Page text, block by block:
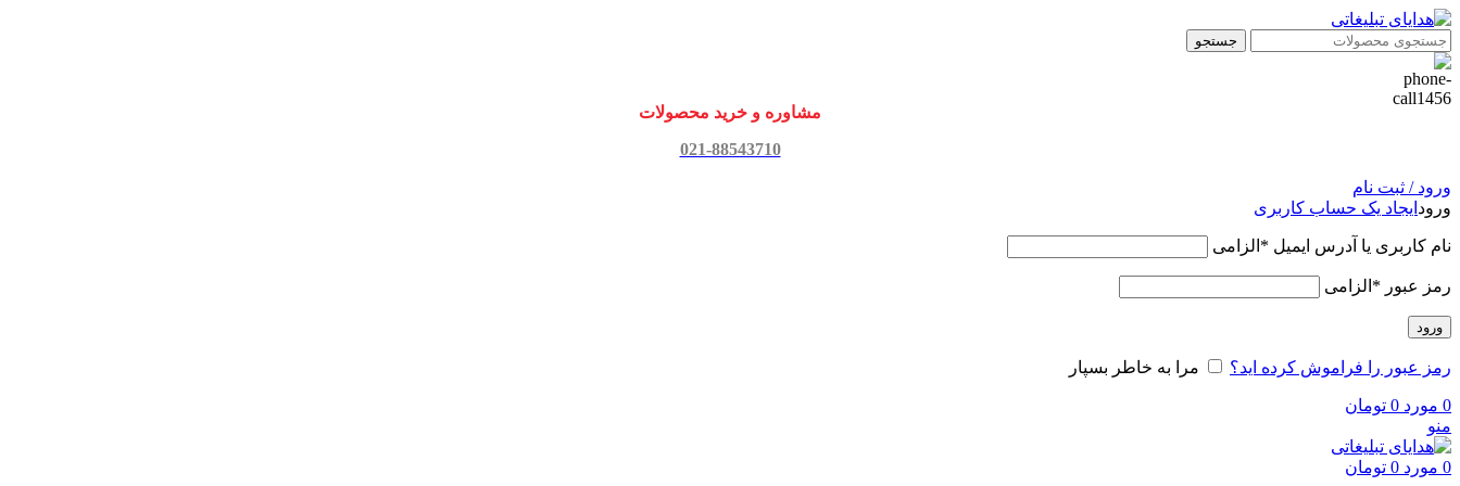
جستجو
مشاوره و خرید محصولات
021-88543710
ورود / ثبت نام
ورود ایجاد یک حساب کاربری
نام کاربری یا آدرس ایمیل * الزامی
رمز عبور * الزامی
ورود
رمز عبور را فراموش کرده اید؟ مرا به خاطر بسپار
0 مورد 0 تومان
منو
0 مورد 0 تومان